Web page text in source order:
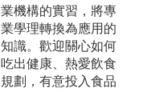
業機構的實習，將專
業學理轉換為應用的
知識。歡迎關心如何
吃出健康、熱愛飲食
規劃，有意投入食品